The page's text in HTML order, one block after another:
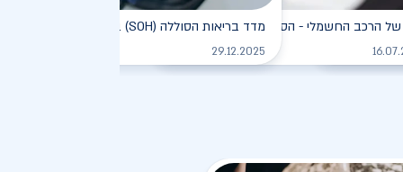
הרכב החשמלי - הסוללהמדד בריאות הסוללה (SOH) ברכב חשמלי
29.12.2025